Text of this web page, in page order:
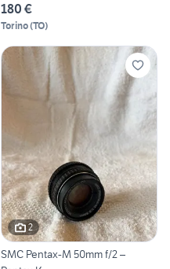
180 €
Torino(TO)
2
SMC Pentax-M 50mm f/2 –